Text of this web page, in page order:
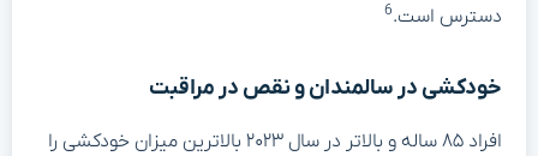
دسترس است.6
خودکشی در سالمندان و نقص در مراقبت
افراد ۸۵ ساله و بالاتر در سال ۲۰۲۳ بالاترین میزان خودکشی را